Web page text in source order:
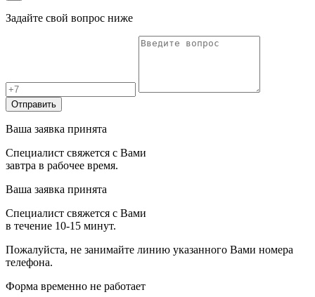
Задайте свой вопрос ниже
Отправить
Ваша заявка принята
Специалист свяжется с Вами
завтра в рабочее время.
Ваша заявка принята
Специалист свяжется с Вами
в течение 10-15 минут.
Пожалуйста, не занимайте линию указанного Вами номера
телефона.
Форма временно не работает